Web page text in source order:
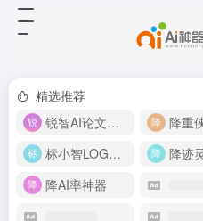
精选推荐
锐智AI论文生成
降重
标小智LOGO设计
降迹
降AI率神器